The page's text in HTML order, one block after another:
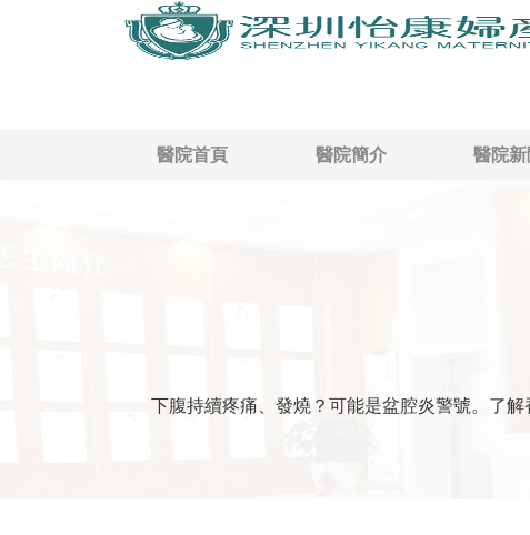
醫院首頁 醫院簡介 醫院
下腹持續疼痛、發燒？可能是盆腔炎警號。了